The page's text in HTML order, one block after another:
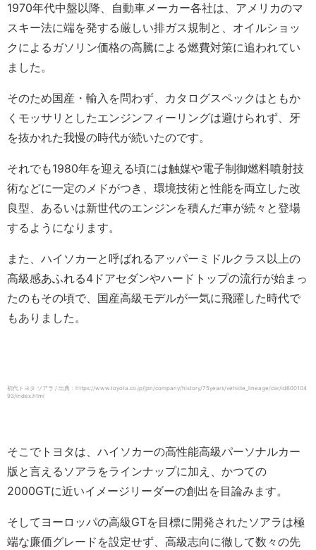
1970年代中盤以降、自動車メーカー各社は、アメリカのマ
スキー法に端を発する厳しい排ガス規制と、オイルショッ
クによるガソリン価格の高騰による燃費対策に追われてい
ました。
そのため国産・輸入を問わず、カタログスペックはともか
くモッサリとしたエンジンフィーリングは避けられず、牙
を抜かれた我慢の時代が続いたのです。
それでも1980年を迎える頃には触媒や電子制御燃料噴射技
術などに一定のメドがつき、環境技術と性能を両立した改
良型、あるいは新世代のエンジンを積んだ車が続々と登場
するようになります。
また、ハイソカーと呼ばれるアッパーミドルクラス以上の
高級感あふれる4ドアセダンやハードトップの流行が始まっ
たのもその頃で、国産高級モデルが一気に飛躍した時代で
もありました。
初代トヨタ ソアラ / 出典：https://www.toyota.co.jp/jpn/company/history/75years/vehicle_lineage/car/id600104
93/index.html
そこでトヨタは、ハイソカーの高性能高級パーソナルカー
版と言えるソアラをラインナップに加え、かつての
2000GTに近いイメージリーダーの創出を目論みます。
そしてヨーロッパの高級GTを目標に開発されたソアラは極
端な廉価グレードを設定せず、高級志向に徹して数々の先